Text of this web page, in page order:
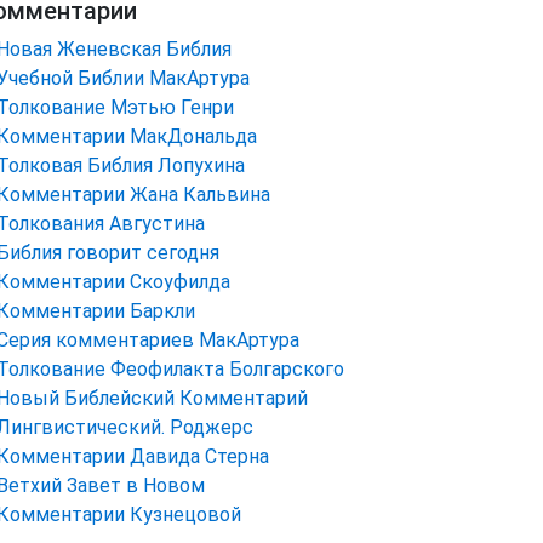
Женевская Библия
Библии МакАртура
Мэтью Генри
МакДональда
Библия Лопухина
Жана Кальвина
Августина
говорит сегодня
Скоуфилда
Баркли
комментариев МакАртура
Феофилакта Болгарского
Библейский Комментарий
Роджерс
Давида Стерна
Завет в Новом
Кузнецовой